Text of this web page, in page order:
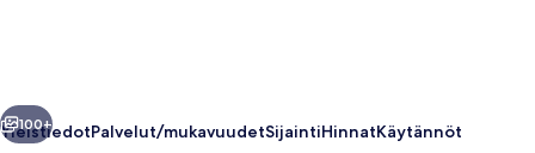
Seuraava
100+
YleistiedotPalvelut/mukavuudetSijaintiHinnatKäytännöt